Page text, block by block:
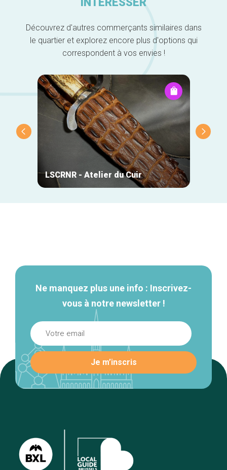
Découvrez d'autres commerçants similaires dans
le quartier et explorez encore plus d'options qui
correspondent à vos envies !
LSCRNR - Atelier du Cuir
Ne manquez plus une info : Inscrivez-
vous à notre newsletter !